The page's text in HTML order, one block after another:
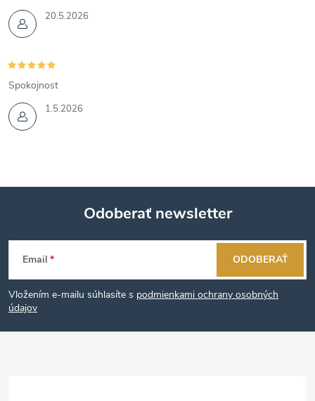
20.5.2026
1.5.2026
Spokojnost
Z
á
p
Odoberať newsletter
Email
Vložením e-mailu súhlasíte s podmienkami ochrany osobných
údajov
ODOBERAŤ